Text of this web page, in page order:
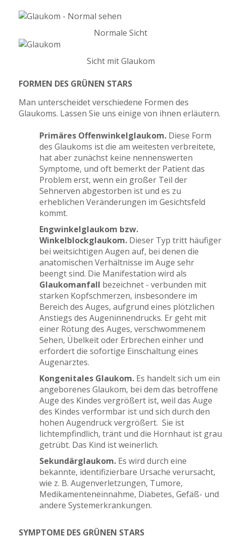
Normale Sicht
Sicht mit Glaukom
FORMEN DES GRÜNEN STARS
Man unterscheidet verschiedene Formen des
Glaukoms. Lassen Sie uns einige von ihnen erläutern.
Primäres Offenwinkelglaukom. Diese Form
des Glaukoms ist die am weitesten verbreitete,
hat aber zunächst keine nennenswerten
Symptome, und oft bemerkt der Patient das
Problem erst, wenn ein großer Teil der
Sehnerven abgestorben ist und es zu
erheblichen Veränderungen im Gesichtsfeld
kommt.
Engwinkelglaukom bzw.
Winkelblockglaukom. Dieser Typ tritt häufiger
bei weitsichtigen Augen auf, bei denen die
anatomischen Verhältnisse im Auge sehr
beengt sind. Die Manifestation wird als
Glaukomanfall bezeichnet - verbunden mit
starken Kopfschmerzen, insbesondere im
Bereich des Auges, aufgrund eines plötzlichen
Anstiegs des Augeninnendrucks. Er geht mit
einer Rötung des Auges, verschwommenem
Sehen, Übelkeit oder Erbrechen einher und
erfordert die sofortige Einschaltung eines
Augenarztes.
Kongenitales Glaukom. Es handelt sich um ein
angeborenes Glaukom, bei dem das betroffene
Auge des Kindes vergrößert ist, weil das Auge
des Kindes verformbar ist und sich durch den
hohen Augendruck vergrößert. Sie ist
lichtempfindlich, tränt und die Hornhaut ist grau
getrübt. Das Kind ist weinerlich.
Sekundärglaukom. Es wird durch eine
bekannte, identifizierbare Ursache verursacht,
wie z. B. Augenverletzungen, Tumore,
Medikamenteneinnahme, Diabetes, Gefäß- und
andere Systemerkrankungen.
SYMPTOME DES GRÜNEN STARS